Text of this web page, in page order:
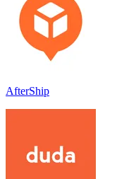
AfterShip